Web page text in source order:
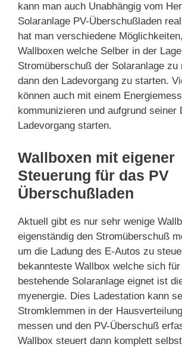
kann man auch Unabhängig vom
Solaranlage PV-Überschußladen
hat man verschiedene
Wallboxen welche Selber in der
Stromüberschuß der Solaranlage zu
dann den Ladevorgang zu starten.
können auch mit einem
kommunizieren und aufgrund seiner
Ladevorgang starten.
Wallboxen mit eigener
Steuerung für das PV
Überschußladen
Aktuell gibt es nur sehr wenige
eigenständig den Stromüberschuß
um die Ladung des E-Autos zu
bekannteste Wallbox welche sich
bestehende Solaranlage eignet ist
myenergie. Dies Ladestation kann
Stromklemmen in der
messen und den PV-Überschuß
Wallbox steuert dann komplett